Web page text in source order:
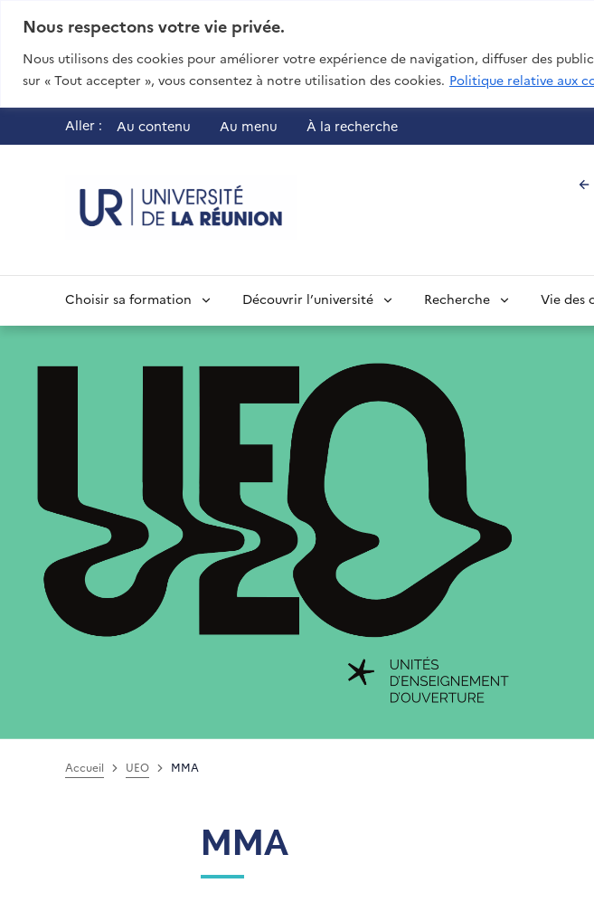
Nous respectons votre vie privée.
Nous utilisons des cookies pour améliorer votre expérience de navigation, diffuser des
sur « Tout accepter », vous consentez à notre utilisation des cookies. Politique relative aux
Aller : Au contenu Au menu À la recherche
Choisir sa formation Découvrir l’université Recherche Vie des
Accueil UEO MMA
MMA